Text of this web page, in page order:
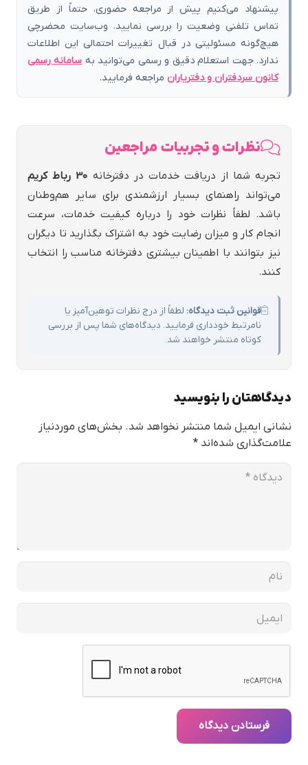
پیشنهاد می‌کنیم پیش از مراجعه حضوری، حتماً از طریق
تماس تلفنی وضعیت را بررسی نمایید. وب‌سایت محضرچی
هیچ‌گونه مسئولیتی در قبال تغییرات احتمالی این اطلاعات
ندارد. جهت استعلام دقیق و رسمی می‌توانید بهسامانه رسمی
کانون سردفتران و دفتریاران مراجعه فرمایید.
نظرات و تجربیات مراجعین
تجربه شما از دریافت خدمات در دفترخانه 30 رباط كريم
می‌تواند راهنمای بسیار ارزشمندی برای سایر هم‌وطنان
باشد. لطفاً نظرات خود را درباره کیفیت خدمات، سرعت
انجام کار و میزان رضایت خود به اشتراک بگذارید تا دیگران
نیز بتوانند با اطمینان بیشتری دفترخانه مناسب را انتخاب
کنند.
قوانین ثبت دیدگاه: لطفاً از درج نظرات توهین‌آمیز یا
نامرتبط خودداری فرمایید. دیدگاه‌های شما پس از بررسی
کوتاه منتشر خواهند شد.
دیدگاهتان را بنویسید
نشانی ایمیل شما منتشر نخواهد شد. بخش‌های موردنیاز
علامت‌گذاری شده‌اند *
فرستادن دیدگاه